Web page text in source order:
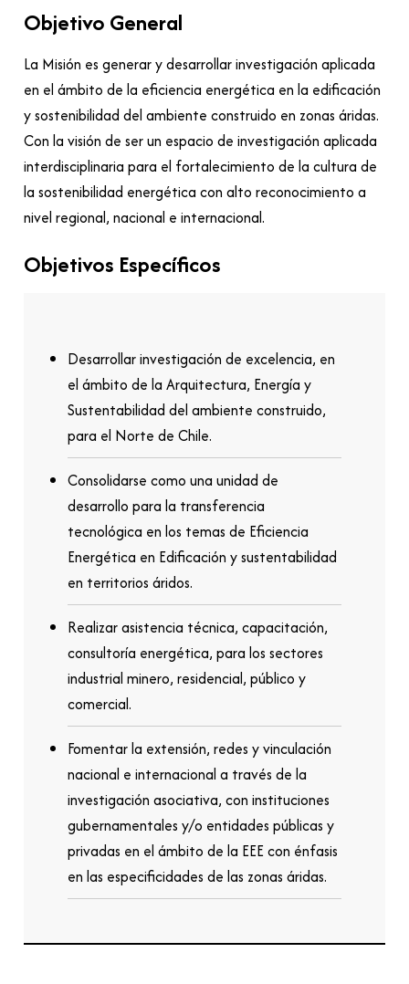
Objetivo General
La Misión es generar y desarrollar investigación aplicada
en el ámbito de la eficiencia energética en la edificación
y sostenibilidad del ambiente construido en zonas áridas.
Con la visión de ser un espacio de investigación aplicada
interdisciplinaria para el fortalecimiento de la cultura de
la sostenibilidad energética con alto reconocimiento a
nivel regional, nacional e internacional.
Objetivos Específicos
Desarrollar investigación de excelencia, en
el ámbito de la Arquitectura, Energía y
Sustentabilidad del ambiente construido,
para el Norte de Chile.
Consolidarse como una unidad de
desarrollo para la transferencia
tecnológica en los temas de Eficiencia
Energética en Edificación y sustentabilidad
en territorios áridos.
Realizar asistencia técnica, capacitación,
consultoría energética, para los sectores
industrial minero, residencial, público y
comercial.
Fomentar la extensión, redes y vinculación
nacional e internacional a través de la
investigación asociativa, con instituciones
gubernamentales y/o entidades públicas y
privadas en el ámbito de la EEE con énfasis
en las especificidades de las zonas áridas.